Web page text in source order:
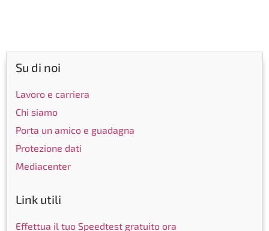
Su di noi
Lavoro e carriera
Chi siamo
Porta un amico e guadagna
Protezione dati
Mediacenter
Link utili
Effettua il tuo Speedtest gratuito ora